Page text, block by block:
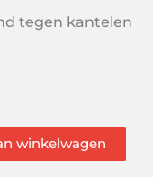
tegen kantelen
winkelwagen